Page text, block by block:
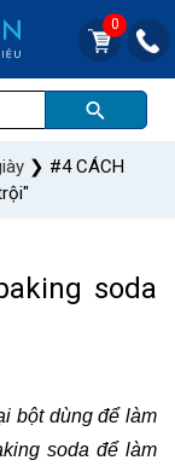
0
❯ #4 CÁCH
soda
bột dùng để làm
soda để làm